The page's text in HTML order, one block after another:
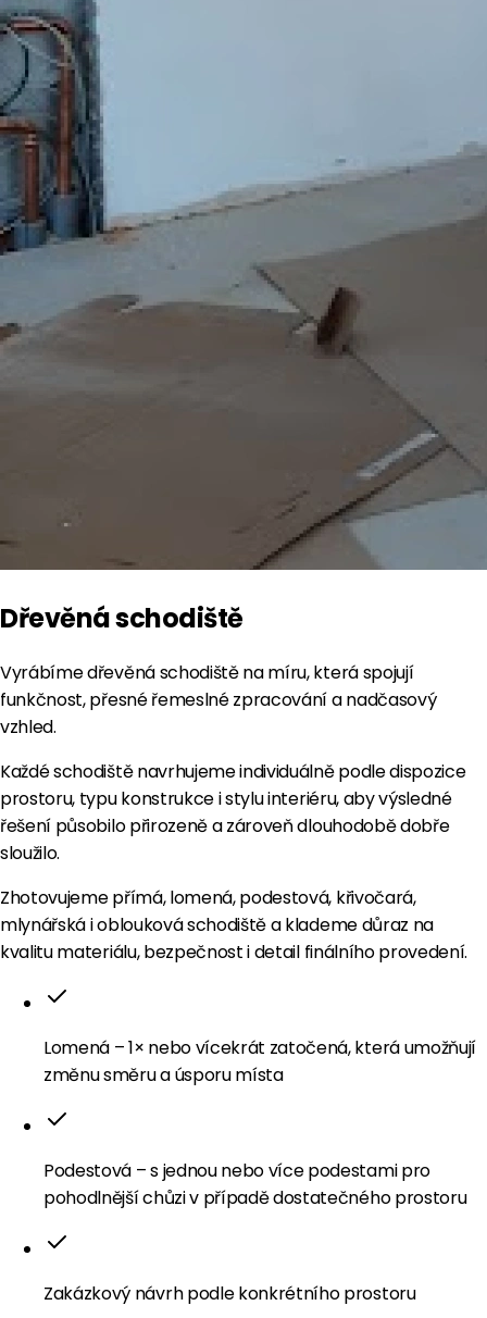
Dřevěná schodiště
Vyrábíme dřevěná schodiště na míru, která spojují
funkčnost, přesné řemeslné zpracování a nadčasový
vzhled.
Každé schodiště navrhujeme individuálně podle dispozice
prostoru, typu konstrukce i stylu interiéru, aby výsledné
řešení působilo přirozeně a zároveň dlouhodobě dobře
sloužilo.
Zhotovujeme přímá, lomená, podestová, křivočará,
mlynářská i oblouková schodiště a klademe důraz na
kvalitu materiálu, bezpečnost i detail finálního provedení.
Lomená – 1× nebo vícekrát zatočená, která umožňují
změnu směru a úsporu místa
Podestová – s jednou nebo více podestami pro
pohodlnější chůzi v případě dostatečného prostoru
Zakázkový návrh podle konkrétního prostoru